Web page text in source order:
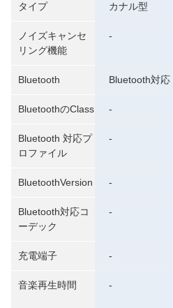
タイプ
ノイズキャンセ
リング機能
Bluetooth
BluetoothのClass
Bluetooth 対応プ
ロファイル
BluetoothVersion
Bluetooth対応コ
ーデック
充電端子
音楽再生時間
カナル型
-
Bluetooth対応
-
-
-
-
-
-